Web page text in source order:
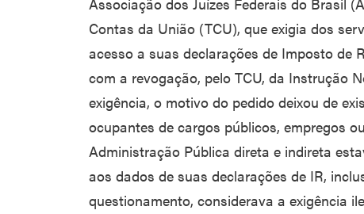
Contas da União (TCU), que exigia dos
acesso a suas declarações de Imposto de
com a revogação, pelo TCU, da Instrução
exigência, o motivo do pedido deixou de
ocupantes de cargos públicos, empregos
Administração Pública direta e indireta
aos dados de suas declarações de IR,
questionamento, considerava a exigência